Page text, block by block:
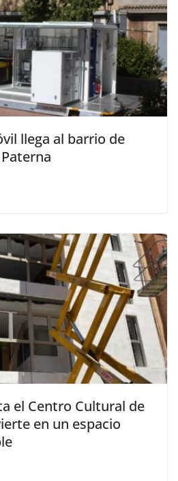
llega al barrio de
el Centro Cultural de
en un espacio